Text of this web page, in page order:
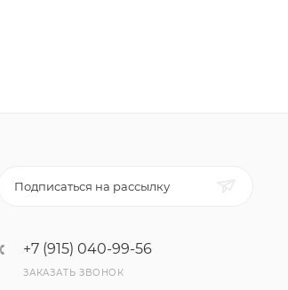
Подписаться на рассылку
+7 (915) 040-99-56
ЗАКАЗАТЬ ЗВОНОК